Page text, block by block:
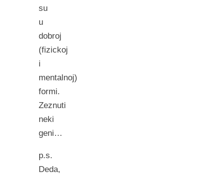
su
u
dobroj
(fizickoj
i
mentalnoj)
formi.
Zeznuti
neki
geni…
p.s.
Deda,